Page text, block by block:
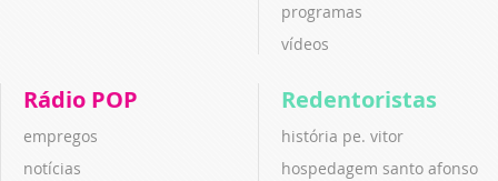
programas
vídeos
Rádio POP
empregos
notícias
Redentoristas
história pe. vitor
hospedagem santo afonso